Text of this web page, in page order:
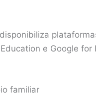
disponibiliza
e Google
familiar